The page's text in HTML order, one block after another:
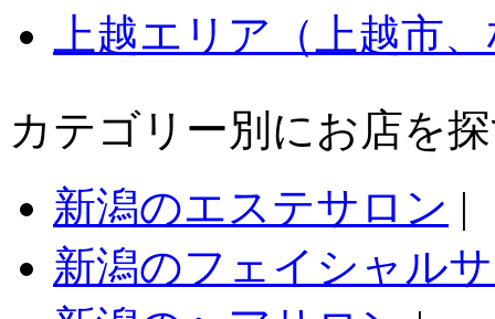
上越エリア（上越市
カテゴリー別にお店を
新潟のエステサロン |
新潟のフェイシャル